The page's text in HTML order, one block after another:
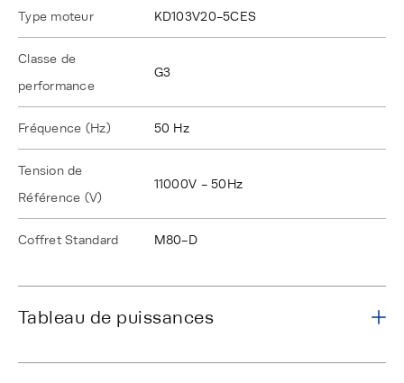
Type moteur KD103V20-5CES
Classe de
performance
G3
Fréquence (Hz) 50 Hz
Tension de
Référence (V)
11000V - 50Hz
Coffret Standard M80-D
Tableau de puissances